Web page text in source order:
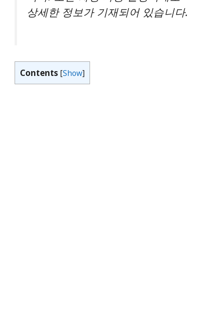
상세한 정보가 기재되어 있습니다.
Contents [Show]